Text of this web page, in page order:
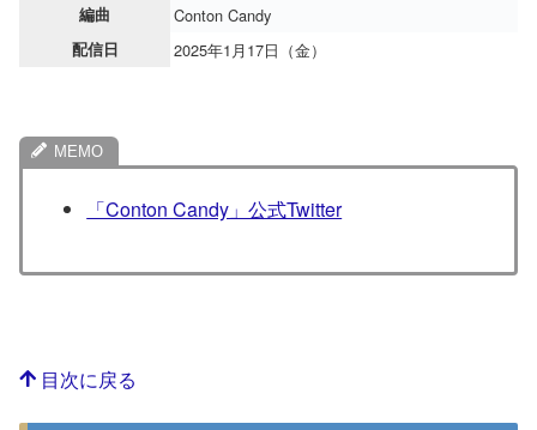
編曲 Conton Candy
配信日 2025年1月17日（金）
「Conton Candy」公式Twitter
目次に戻る